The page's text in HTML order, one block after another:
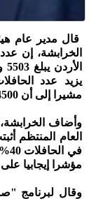
قال مدير عام
الخرابشة، إن
مشيرا إلى أن 4500 من هذه الحافلات هي ملكيات فردية.
وأضاف
العام المنتظم
مؤشرا إيجابيا
وقال لبرنامج